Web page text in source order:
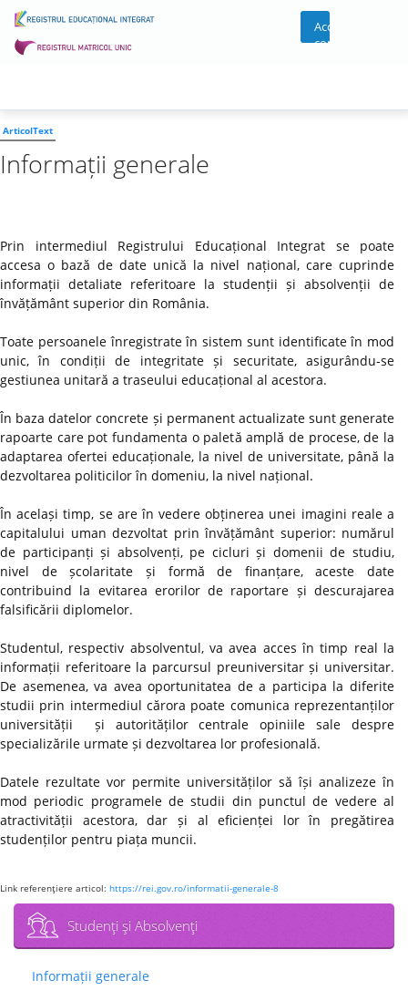
Acces
cont
ArticolText
Informații generale
Prin intermediul Registrului Educațional Integrat se poate
accesa o bază de date unică la nivel național, care cuprinde
informații detaliate referitoare la studenții și absolvenții de
învățământ superior din România.
Toate persoanele înregistrate în sistem sunt identificate în mod
unic, în condiții de integritate și securitate, asigurându-se
gestiunea unitară a traseului educațional al acestora.
În baza datelor concrete și permanent actualizate sunt generate
rapoarte care pot fundamenta o paletă amplă de procese, de la
adaptarea ofertei educaționale, la nivel de universitate, până la
dezvoltarea politicilor în domeniu, la nivel național.
În același timp, se are în vedere obținerea unei imagini reale a
capitalului uman dezvoltat prin învățământ superior: numărul
de participanți și absolvenți, pe cicluri și domenii de studiu,
nivel de școlaritate și formă de finanțare, aceste date
contribuind la evitarea erorilor de raportare și descurajarea
falsificării diplomelor.
Studentul, respectiv absolventul, va avea acces în timp real la
informații referitoare la parcursul preuniversitar și universitar.
De asemenea, va avea oportunitatea de a participa la diferite
studii prin intermediul cărora poate comunica reprezentanților
universității și autorităților centrale opiniile sale despre
specializările urmate și dezvoltarea lor profesională.
Datele rezultate vor permite universităților să își analizeze în
mod periodic programele de studii din punctul de vedere al
atractivității acestora, dar și al eficienței lor în pregătirea
studenților pentru piața muncii.
Link referenţiere articol: https://rei.gov.ro/informatii-generale-8
Studenţi şi Absolvenţi
Informații generale